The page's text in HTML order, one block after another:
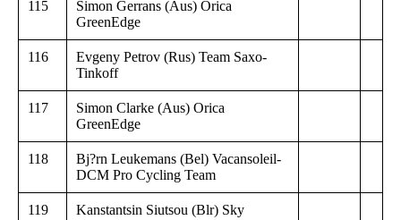
115
Simon Gerrans (Aus) Orica
GreenEdge
116
Evgeny Petrov (Rus) Team Saxo-
Tinkoff
117
Simon Clarke (Aus) Orica
GreenEdge
118
Bj?rn Leukemans (Bel) Vacansoleil-
DCM Pro Cycling Team
119
Kanstantsin Siutsou (Blr) Sky